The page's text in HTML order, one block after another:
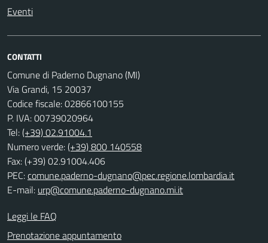
Eventi
CONTATTI
Comune di Paderno Dugnano (MI)
Via Grandi, 15 20037
Codice fiscale: 02866100155
P. IVA: 00739020964
Tel:(+39) 02.91004.1
Numero verde:(+39) 800 140558
Fax: (+39) 02.91004.406
PEC:comune.paderno-dugnano@pec.regione.lombardia.it
E-mail: urp@comune.paderno-dugnano.mi.it
Leggi le FAQ
Prenotazione appuntamento